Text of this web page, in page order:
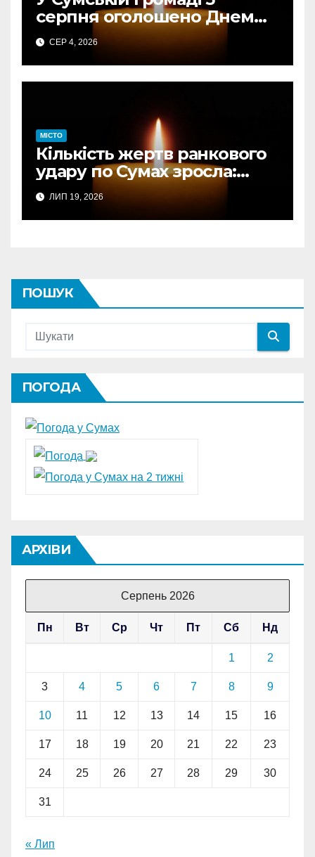
серпня оголошено Днем
жалоби за загиблими від
авіаудару
СЕР 4, 2026
МІСТО
Кількість жертв ранкового
удару по Сумах зросла:
підтверджено загибель
однієї людини
ЛИП 19, 2026
ПОШУК
ПОГОДА
АРХІВИ
Серпень 2026
Пн Вт Ср Чт Пт Сб Нд
1 2
3 4 5 6 7 8 9
10 11 12 13 14 15 16
17 18 19 20 21 22 23
24 25 26 27 28 29 30
31
« Лип